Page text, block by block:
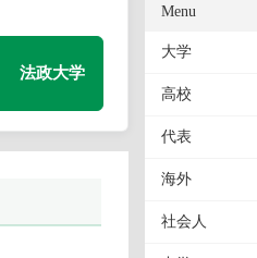
法政大学
Menu
大学
高校
代表
海外
社会人